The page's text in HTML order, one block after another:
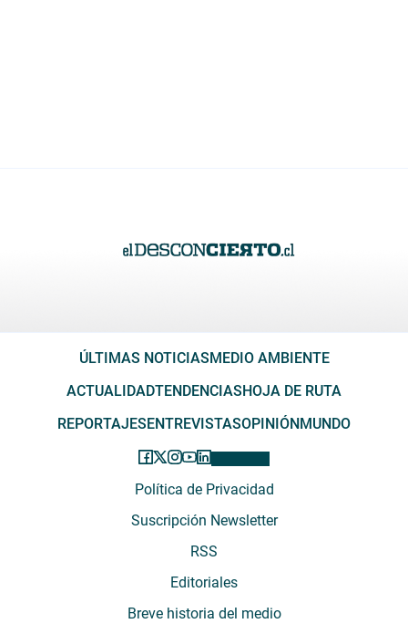
ÚLTIMAS NOTICIASMEDIO AMBIENTE
ACTUALIDADTENDENCIASHOJA DE RUTA
REPORTAJESENTREVISTASOPINIÓNMUNDO
Política de Privacidad
Suscripción Newsletter
RSS
Editoriales
Breve historia del medio